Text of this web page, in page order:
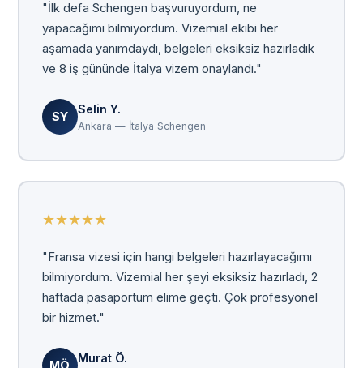
"İlk defa Schengen başvuruyordum, ne
yapacağımı bilmiyordum. Vizemial ekibi her
aşamada yanımdaydı, belgeleri eksiksiz hazırladık
ve 8 iş gününde İtalya vizem onaylandı."
SY
Selin Y.
Ankara — İtalya Schengen
★★★★★
"Fransa vizesi için hangi belgeleri hazırlayacağımı
bilmiyordum. Vizemial her şeyi eksiksiz hazırladı, 2
haftada pasaportum elime geçti. Çok profesyonel
bir hizmet."
MÖ
Murat Ö.